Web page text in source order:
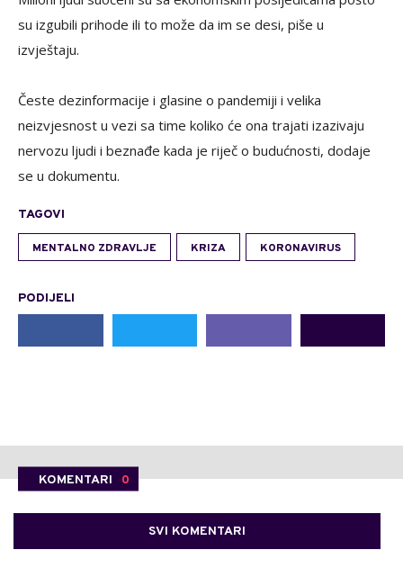
su izgubili prihode ili to može da im se desi, piše u
izvještaju.
Česte dezinformacije i glasine o pandemiji i velika
neizvjesnost u vezi sa time koliko će ona trajati izazivaju
nervozu ljudi i beznađe kada je riječ o budućnosti, dodaje
se u dokumentu.
TAGOVI
MENTALNO ZDRAVLJE KRIZA KORONAVIRUS
PODIJELI
KOMENTARI 0
SVI KOMENTARI